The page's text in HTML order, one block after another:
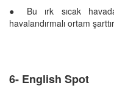
● Bu ırk sıcak
havalandırmalı ortam
6- English Spot